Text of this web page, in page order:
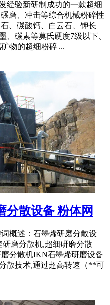
经验新研制成功的一款超细
磨、冲击等综合机械粉碎性
、碳酸钙、白云石、钾长
、碳素等莫氏硬度7级以下、
物的超细粉碎 ...
分散设备 粉体网
概述：石墨烯研磨分散设
磨分散机,超细研磨分散
分散机IKN石墨烯研磨设备
散技术,通过超高转速（**可